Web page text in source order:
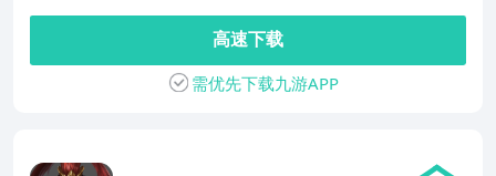
高速下载
需优先下载九游APP